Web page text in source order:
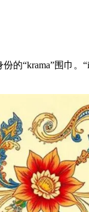
“krama”围巾